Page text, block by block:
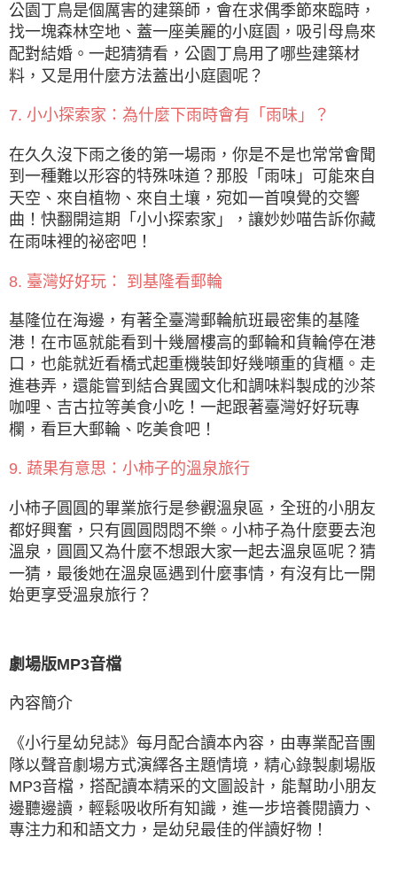
公園丁鳥是個厲害的建築師，會在求偶季節來臨時，
找一塊森林空地、蓋一座美麗的小庭園，吸引母鳥來
配對結婚。一起猜猜看，公園丁鳥用了哪些建築材
料，又是用什麼方法蓋出小庭園呢？
7. 小小探索家：為什麼下雨時會有「雨味」？
在久久沒下雨之後的第一場雨，你是不是也常常會聞
到一種難以形容的特殊味道？那股「雨味」可能來自
天空、來自植物、來自土壤，宛如一首嗅覺的交響
曲！快翻開這期「小小探索家」，讓妙妙喵告訴你藏
在雨味裡的祕密吧！
8. 臺灣好好玩： 到基隆看郵輪
基隆位在海邊，有著全臺灣郵輪航班最密集的基隆
港！在市區就能看到十幾層樓高的郵輪和貨輪停在港
口，也能就近看橋式起重機裝卸好幾噸重的貨櫃。走
進巷弄，還能嘗到結合異國文化和調味料製成的沙茶
咖哩、吉古拉等美食小吃！一起跟著臺灣好好玩專
欄，看巨大郵輪、吃美食吧！
9. 蔬果有意思：小柿子的溫泉旅行
小柿子圓圓的畢業旅行是參觀溫泉區，全班的小朋友
都好興奮，只有圓圓悶悶不樂。小柿子為什麼要去泡
溫泉，圓圓又為什麼不想跟大家一起去溫泉區呢？猜
一猜，最後她在溫泉區遇到什麼事情，有沒有比一開
始更享受溫泉旅行？
劇場版MP3音檔
內容簡介
《小行星幼兒誌》每月配合讀本內容，由專業配音團
隊以聲音劇場方式演繹各主題情境，精心錄製劇場版
MP3音檔，搭配讀本精采的文圖設計，能幫助小朋友
邊聽邊讀，輕鬆吸收所有知識，進一步培養閱讀力、
專注力和和語文力，是幼兒最佳的伴讀好物！